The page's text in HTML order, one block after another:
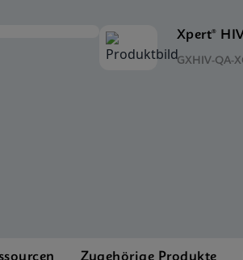
Xpert®
GXHIV-QA-
Zugehörige Produkte